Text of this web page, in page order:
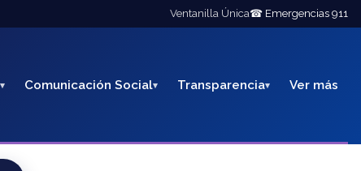
Ventanilla Única☎ Emergencias 911
Comunicación Social Transparencia Ver más